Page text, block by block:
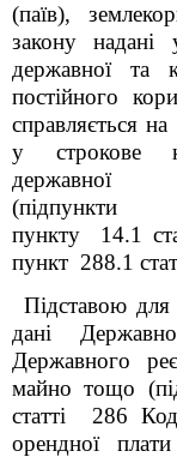
(паїв),
закону надані
державної та
постійного
справляється
у строкове
державної
(підпункти
пункту 14.1
пункт 288.1
Підставою для
дані
Державного
майно тощо
статті 286
орендної